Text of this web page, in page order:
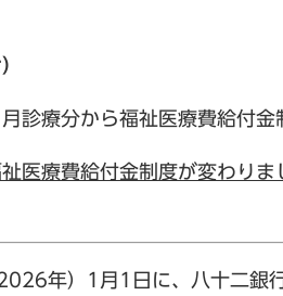
診療分から福祉医療費給付金
医療費給付金制度が変わりま
年）1月1日に、八十二銀